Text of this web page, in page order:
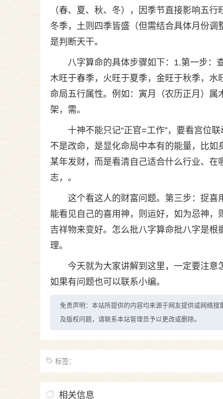
（春、夏、秋、冬），因季节直接影响五
冬季，土则四季皆盛（但需结合具体月份调
是判断天干。
八字算命的具体步骤如下：1.第一步：
木旺于春季，火旺于夏季，金旺于秋季，
命局五行属性。例如：寅月（农历正月）
架，需。
十神不能只记“正官=工作”，要看宫位
不是改命，是显化命局中本有的能量，比
某年发财，而是看清自己适合什么行业、
志，。
这个看这人的财富问题。第三步：捉喜
能看见自己的喜用神，则运好，如为忌神，
吉祥物来变好。怎么批八字算命批八字是
理。
今天就为大家讲解到这里，一定要注
如果有问题也可以联系小编。
免责声明：本站所提供的内容均来源于网友提供或网络
及版权问题，请联系本站管理员予以更改或删除。
标签：
相关信息